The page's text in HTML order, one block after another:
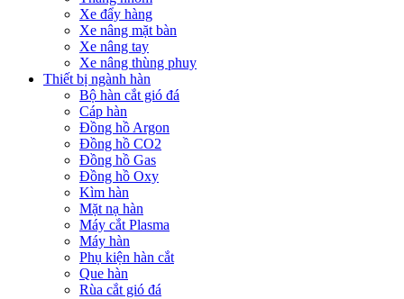
Xe đẩy hàng
Xe nâng mặt bàn
Xe nâng tay
Xe nâng thùng phuy
Thiết bị ngành hàn
Bộ hàn cắt gió đá
Cáp hàn
Đồng hồ Argon
Đồng hồ CO2
Đồng hồ Gas
Đồng hồ Oxy
Kìm hàn
Mặt nạ hàn
Máy cắt Plasma
Máy hàn
Phụ kiện hàn cắt
Que hàn
Rùa cắt gió đá